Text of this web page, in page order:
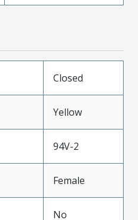
Closed
Yellow
94V-2
Female
No